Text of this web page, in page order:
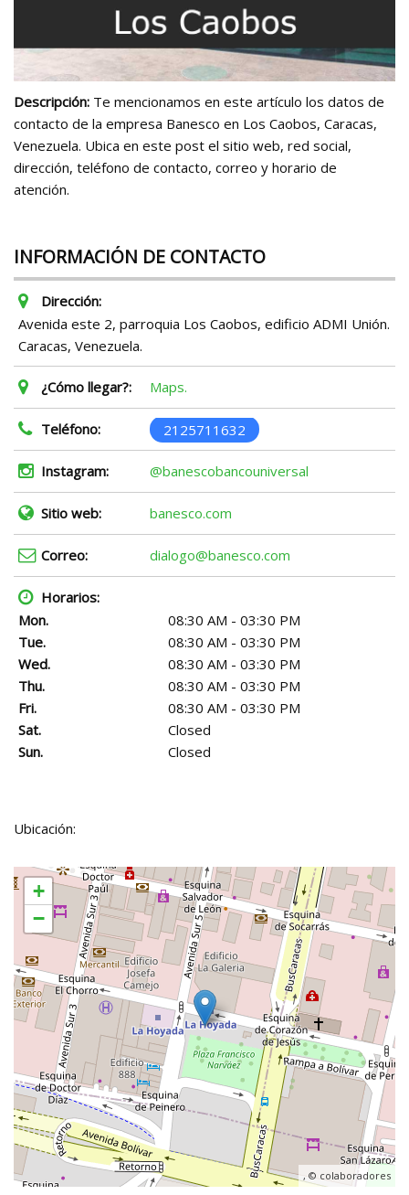
Descripción: Te mencionamos en este artículo los datos de
contacto de la empresa Banesco en Los Caobos, Caracas,
Venezuela. Ubica en este post el sitio web, red social,
dirección, teléfono de contacto, correo y horario de
atención.
INFORMACIÓN DE CONTACTO
Dirección:
Avenida este 2, parroquia Los Caobos, edificio ADMI Unión.
Caracas, Venezuela.
¿Cómo llegar?: Maps.
Teléfono: 2125711632
Instagram: @banescobancouniversal
Sitio web: banesco.com
Correo: dialogo@banesco.com
Horarios:
Mon.
08:30 AM - 03:30 PM
Tue.
08:30 AM - 03:30 PM
Wed.
08:30 AM - 03:30 PM
Thu.
08:30 AM - 03:30 PM
Fri.
08:30 AM - 03:30 PM
Sat.
Closed
Sun.
Closed
Ubicación:
+
−
, © colaboradores